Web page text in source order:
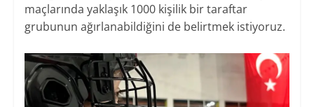
maçlarında yaklaşık 1000 kişilik bir taraftar
grubunun ağırlanabildiğini de belirtmek istiyoruz.